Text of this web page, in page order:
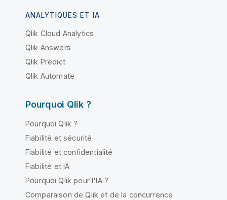
ANALYTIQUES ET IA
Qlik Cloud Analytics
Qlik Answers
Qlik Predict
Qlik Automate
Pourquoi Qlik ?
Pourquoi Qlik ?
Fiabilité et sécurité
Fiabilité et confidentialité
Fiabilité et IA
Pourquoi Qlik pour l'IA ?
Comparaison de Qlik et de la concurrence